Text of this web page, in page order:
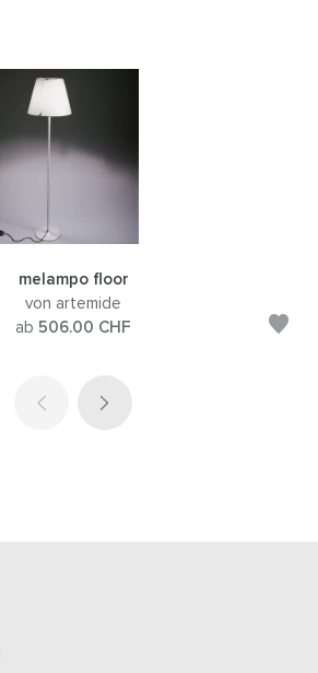
melampo floor
von artemide
ab 506.00 CHF